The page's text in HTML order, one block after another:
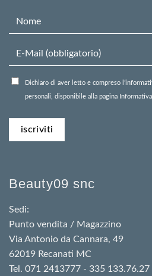
Dichiaro di aver letto e compreso
personali, disponibile alla pagina
Beauty09 snc
Sedi:
Punto vendita / Magazzino
Via Antonio da Cannara, 49
62019 Recanati MC
Tel. 071 2413777 - 335